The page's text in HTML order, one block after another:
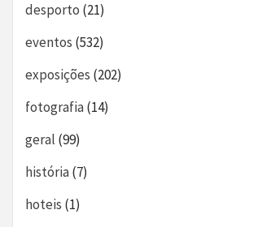
desporto (21)
eventos (532)
exposições (202)
fotografia(14)
geral (99)
história(7)
hoteis (1)